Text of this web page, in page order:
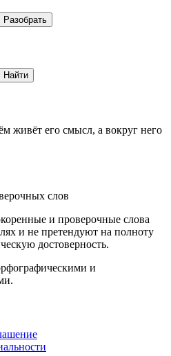
Разобрать
Найти
живёт его смысл, а вокруг него
слов
и проверочные слова
и не претендуют на полноту
достоверность.
и